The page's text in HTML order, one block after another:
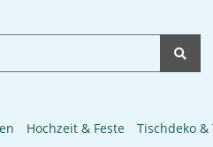
Hochzeit & Feste Tischdeko